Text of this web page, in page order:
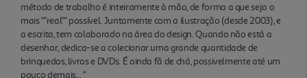
método de trabalho é inteiramente à mão, de forma a que seja o
mais ""real"" possível. Juntamente com a ilustração (desde 2003), e
a escrita, tem colaborado na área do design. Quando não está a
desenhar, dedica-se a colecionar uma grande quantidade de
brinquedos, livros e DVDs. É ainda fã de chá, possivelmente até um
pouco demais... "